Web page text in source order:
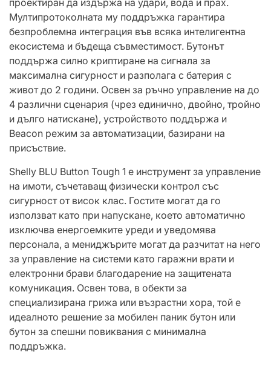
проектиран да издържа на удари, вода и прах.
Мултипротоколната му поддръжка гарантира
безпроблемна интеграция във всяка интелигентна
екосистема и бъдеща съвместимост. Бутонът
поддържа силно криптиране на сигнала за
максимална сигурност и разполага с батерия с
живот до 2 години. Освен за ръчно управление на до
4 различни сценария (чрез единично, двойно, тройно
и дълго натискане), устройството поддържа и
Beacon режим за автоматизации, базирани на
присъствие.
Shelly BLU Button Tough 1 е инструмент за управление
на имоти, съчетаващ физически контрол със
сигурност от висок клас. Гостите могат да го
използват като при напускане, което автоматично
изключва енергоемките уреди и уведомява
персонала, а мениджърите могат да разчитат на него
за управление на системи като гаражни врати и
електронни брави благодарение на защитената
комуникация. Освен това, в обекти за
специализирана грижа или възрастни хора, той е
идеалното решение за мобилен паник бутон или
бутон за спешни повиквания с минимална
поддръжка.